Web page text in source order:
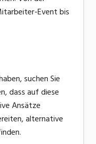
Event bis
suchen Sie
dass auf diese
Ansätze
alternative